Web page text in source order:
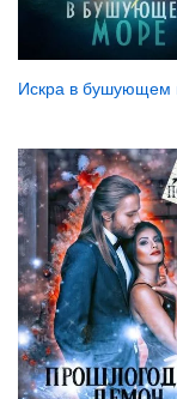
Искра в бушующем